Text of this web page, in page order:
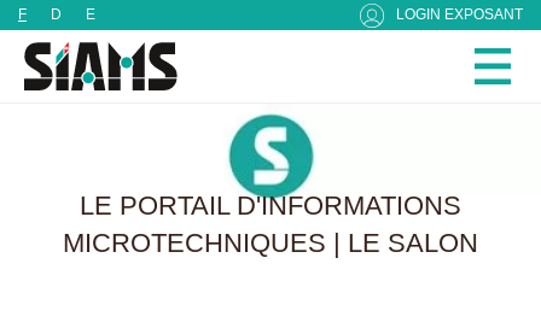
F D E LOGIN EXPOSANT
LE PORTAIL D'INFORMATIONS
MICROTECHNIQUES | LE SALON
Panneau de gestion des cookies